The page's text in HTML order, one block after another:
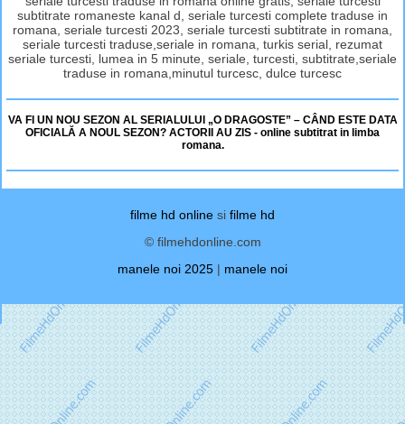
subtitrate romaneste kanal d, seriale turcesti complete traduse in
romana, seriale turcesti 2023, seriale turcesti subtitrate in romana,
seriale turcesti traduse,seriale in romana, turkis serial, rezumat
seriale turcesti, lumea in 5 minute, seriale, turcesti, subtitrate,seriale
traduse in romana,minutul turcesc, dulce turcesc
VA FI UN NOU SEZON AL SERIALULUI „O DRAGOSTE” – CÂND ESTE DATA
OFICIALĂ A NOUL SEZON? ACTORII AU ZIS - online subtitrat in limba
romana.
filme hd online si filme hd
© filmehdonline.com
manele noi 2025 | manele noi